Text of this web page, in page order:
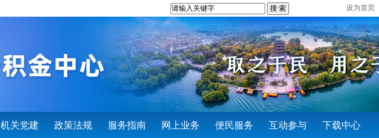
设为首页
机关党建 政策法规 服务指南 网上业务 便民服务 互动参与 下载中心